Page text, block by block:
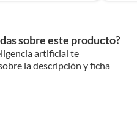
sobre este producto?
artificial te
la descripción y ficha